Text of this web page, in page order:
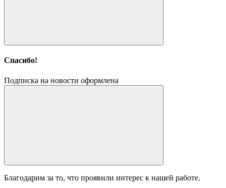
Спасибо!
Подписка на новости оформлена
Благодарим за то, что проявили интерес к нашей работе.